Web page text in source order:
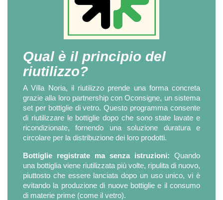
Qual è il principio del
riutilizzo?
A Villa Noria, il riutilizzo prende una forma concreta
grazie alla loro partnership con Oconsigne, un sistema
set per bottiglie di vetro. Questo programma consente
di riutilizzare le bottiglie dopo che sono state lavate e
ricondizionate, fornendo una soluzione duratura e
circolare per la distribuzione dei loro prodotti.
Bottiglie registrate ma senza istruzioni: Quando
una bottiglia viene riutilizzata più volte, ripulita di nuovo,
piuttosto che essere lanciata dopo un uso unico, vi è
evitando la produzione di nuove bottiglie e il consumo
di materie prime (come il vetro).